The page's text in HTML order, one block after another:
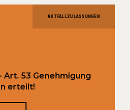
NOTFALLZULASSUNGEN
Art. 53 Genehmigung
erteilt!